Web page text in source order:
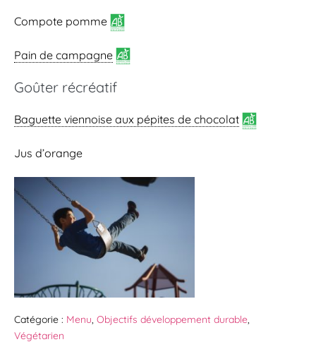
Compote pomme
Pain de campagne
Goûter récréatif
Baguette viennoise aux pépites de chocolat
Jus d’orange
Catégorie : Menu Objectifs développement durable
Végétarien